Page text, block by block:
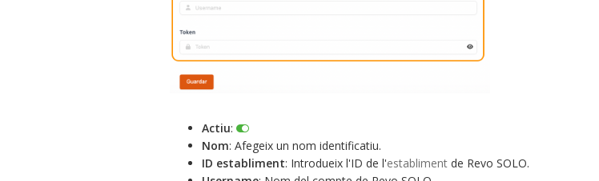
Actiu:
Nom: Afegeix un nom identificatiu.
ID establiment: Introdueix l'ID de l'establiment de Revo SOLO.